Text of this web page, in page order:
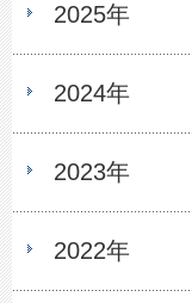
2025年
2024年
2023年
2022年